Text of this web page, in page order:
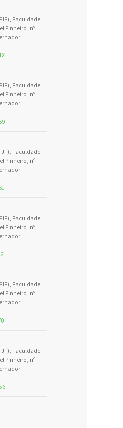
Faculdade
Pinheiro, nº
Faculdade
Pinheiro, nº
Faculdade
Pinheiro, nº
Faculdade
Pinheiro, nº
Faculdade
Pinheiro, nº
Faculdade
Pinheiro, nº